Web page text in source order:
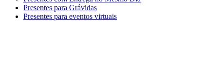
Presentes para Grávidas
Presentes para eventos virtuais